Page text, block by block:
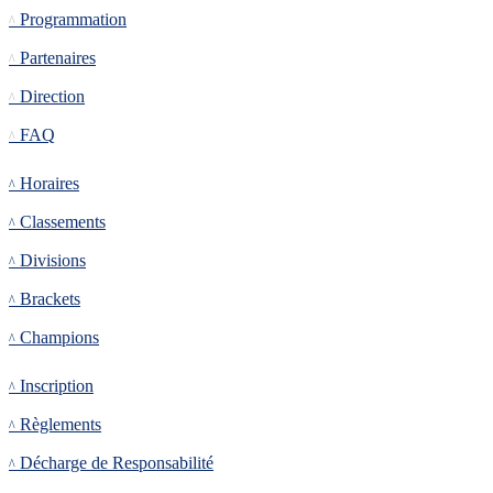
Programmation
Partenaires
Direction
FAQ
Horaires
Classements
Divisions
Brackets
Champions
Inscription
Règlements
Décharge de Responsabilité